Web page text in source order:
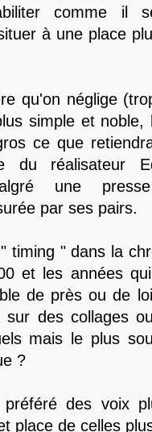
comme
à une place
qu'on néglige
simple et
ce que
du réalisateur
une
par ses pairs.
timing " dans la
et les années
de près ou de
des collages
mais le plus
?
des voix
place de celles